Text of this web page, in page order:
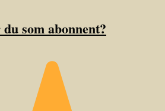
som abonnent?